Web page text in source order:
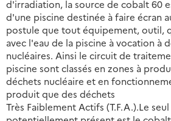
d'irradiation, la source de cobalt 60
d'une piscine destinée à faire écran
postule que tout équipement, outil,
avec l'eau de la piscine à vocation à
nucléaires. Ainsi le circuit de
piscine sont classés en zones à
déchets nucléaire et en
produit que des déchets
Très Faiblement Actifs (T.F.A.).Le